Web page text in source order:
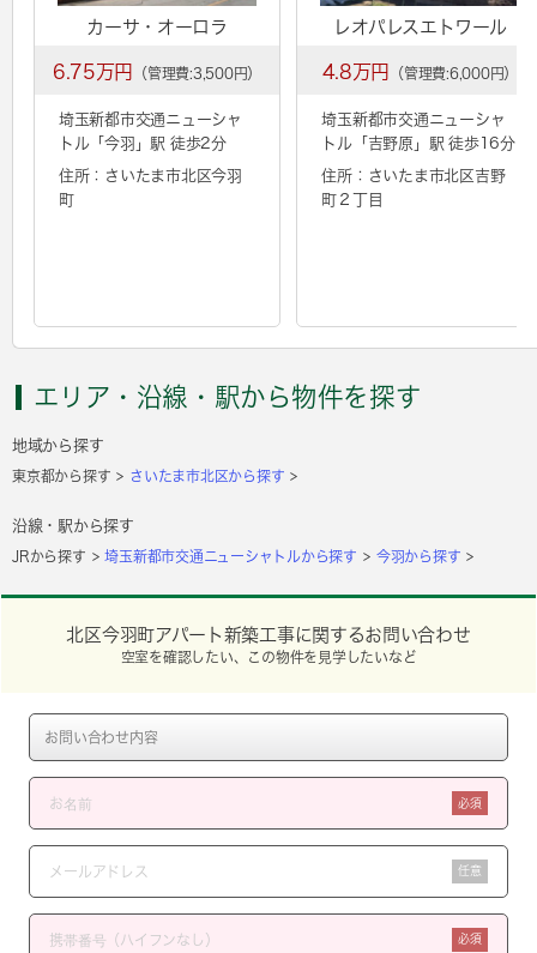
カーサ・オーロラ
6.75万円 （管理費:3,500円）
埼玉新都市交通ニューシャ
トル「今羽 」駅 徒歩2分
住所：さいたま市北区今羽
町
レオパレスエトワール
4.8万円 （管理費:6,000円）
埼玉新都市交通ニューシャ
トル「 吉野原 」駅 徒歩16分
住所：さいたま市北区吉野
町２丁目
エリア・沿線・駅から物件を探す
地域から探す
東京都から探す さいたま市北区から探す
沿線・駅から探す
JRから探す 埼玉新都市交通ニューシャトルから探す 今羽から探す
北区今羽町アパート新築工事に関するお問い合わせ
空室を確認したい、この物件を見学したいなど
必須
任意
必須